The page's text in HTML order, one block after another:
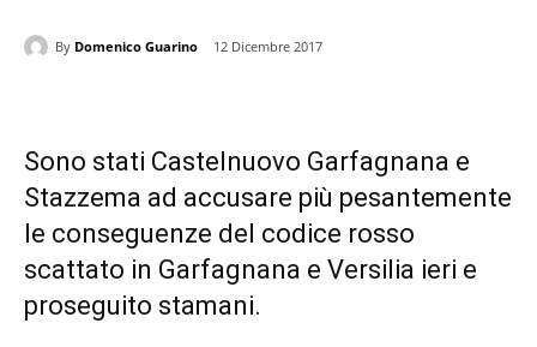
By Domenico Guarino 12 Dicembre 2017
Sono stati Castelnuovo Garfagnana e
Stazzema ad accusare più pesantemente
le conseguenze del codice rosso
scattato in Garfagnana e Versilia ieri e
proseguito stamani.